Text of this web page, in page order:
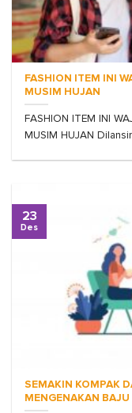
FASHION ITEM INI
MUSIM HUJAN
FASHION ITEM INI
MUSIM HUJAN
SEMAKIN KOMPAK
MENGENAKAN
23
Des